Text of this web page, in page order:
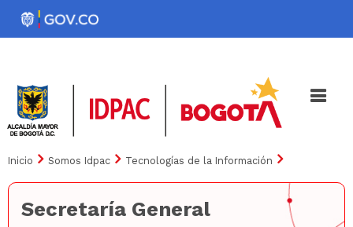
Pasar
Noticias Iniciativas
Inicio Somos Idpac Tecnologías de la Información
Secretaría General